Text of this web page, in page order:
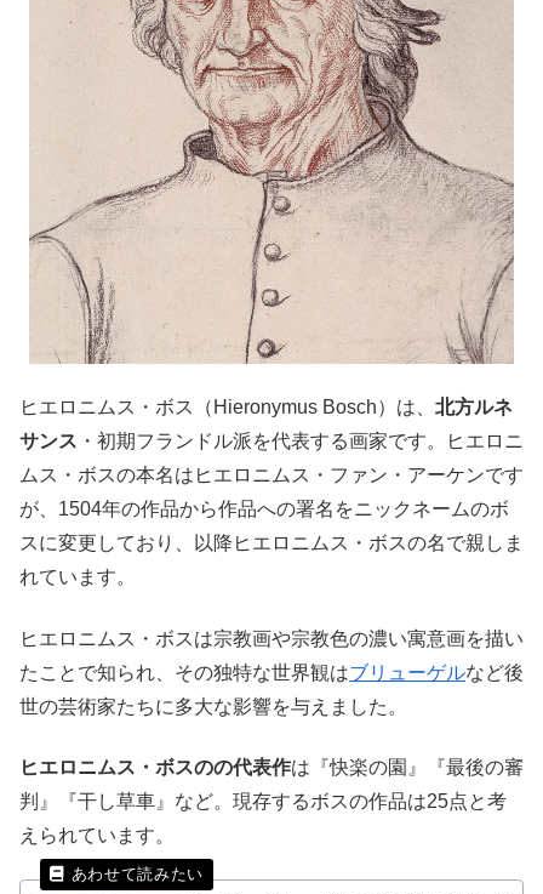
ヒエロニムス・ボス（Hieronymus Bosch）は、 北方ルネ
サンス ・初期フランドル派を代表する画家です。ヒエロニ
ムス・ボスの本名はヒエロニムス・ファン・アーケンです
が、1504年の作品から作品への署名をニックネームのボ
スに変更しており、以降ヒエロニムス・ボスの名で親しま
れています。
ヒエロニムス・ボスは宗教画や宗教色の濃い寓意画を描い
たことで知られ、その独特な世界観はブリューゲルなど後
世の芸術家たちに多大な影響を与えました。
ヒエロニムス・ボスのの代表作は『快楽の園』『最後の審
判』『干し草車』など。現存するボスの作品は25点と考
えられています。